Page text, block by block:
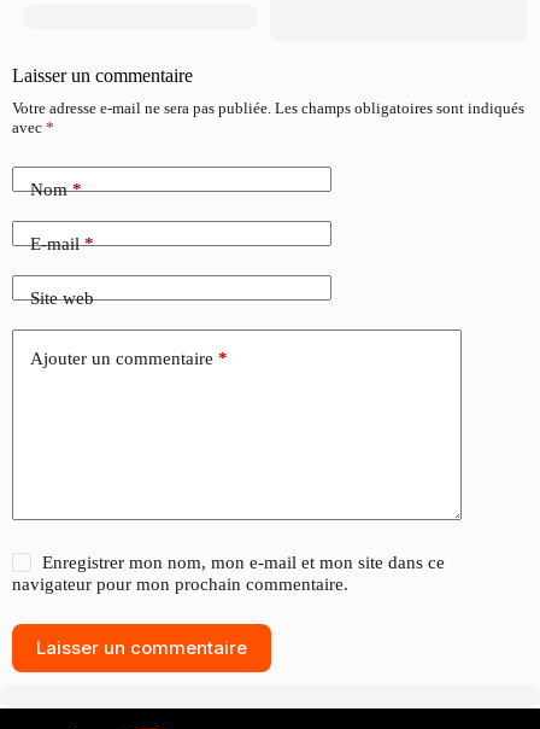
Laisser un commentaire
Votre adresse e-mail ne sera pas publiée. Les champs obligatoires sont indiqués
avec *
Nom*
E-mail*
Site web
Ajouter un commentaire *
Enregistrer mon nom, mon e-mail et mon site dans ce
navigateur pour mon prochain commentaire.
Laisser un commentaire